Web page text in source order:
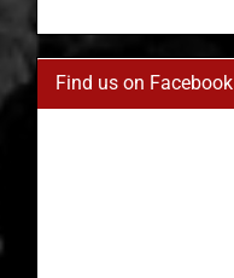
Find us on Facebook